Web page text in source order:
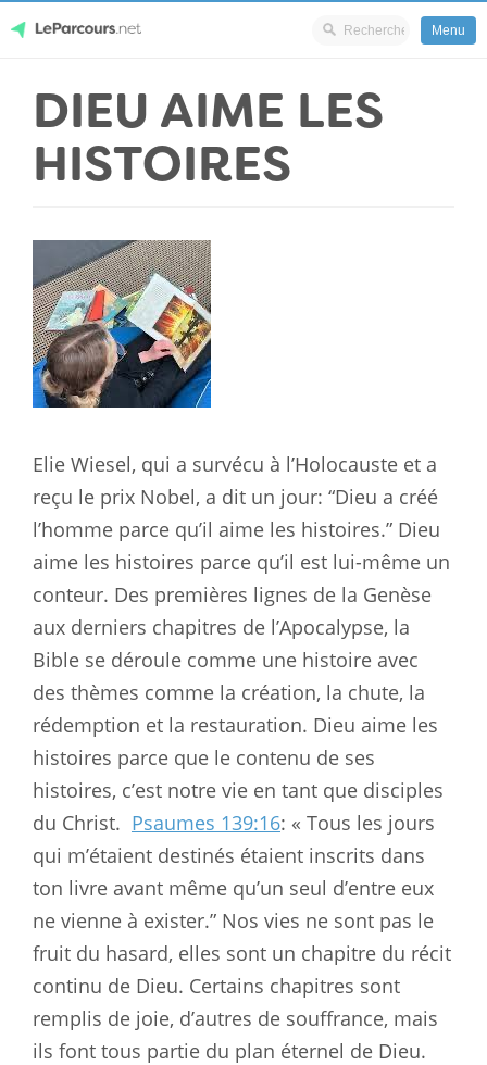
content
LeParcours.net
Menu
DIEU AIME LES
HISTOIRES
Elie Wiesel, qui a survécu à l’Holocauste et a
reçu le prix Nobel, a dit un jour: “Dieu a créé
l’homme parce qu’il aime les histoires.” Dieu
aime les histoires parce qu’il est lui-même un
conteur. Des premières lignes de la Genèse
aux derniers chapitres de l’Apocalypse, la
Bible se déroule comme une histoire avec
des thèmes comme la création, la chute, la
rédemption et la restauration. Dieu aime les
histoires parce que le contenu de ses
histoires, c’est notre vie en tant que disciples
du Christ. Psaumes 139:16: « Tous les jours
qui m’étaient destinés étaient inscrits dans
ton livre avant même qu’un seul d’entre eux
ne vienne à exister.” Nos vies ne sont pas le
fruit du hasard, elles sont un chapitre du récit
continu de Dieu. Certains chapitres sont
remplis de joie, d’autres de souffrance, mais
ils font tous partie du plan éternel de Dieu.